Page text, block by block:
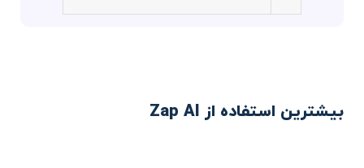
بیشترین استفاده از Zap AI